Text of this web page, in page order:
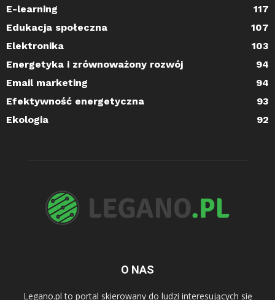
E-learning
117
Edukacja społeczna
107
Elektronika
103
Energetyka i zrównoważony rozwój
94
Email marketing
94
Efektywność energetyczna
93
Ekologia
92
O NAS
Legano.pl to portal skierowany do ludzi interesujących się